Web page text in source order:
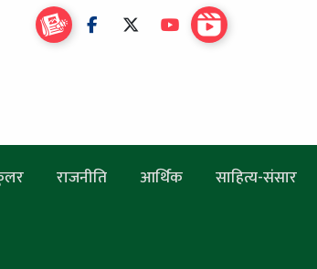
राजनीति आर्थिक साहित्य-संसार